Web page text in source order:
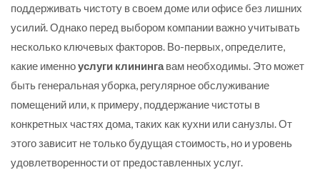
поддерживать чистоту в своем доме или офисе без лишних
усилий. Однако перед выбором компании важно учитывать
несколько ключевых факторов. Во-первых, определите,
какие именноуслуги клинингавам необходимы. Это может
быть генеральная уборка, регулярное обслуживание
помещений или, к примеру, поддержание чистоты в
конкретных частях дома, таких как кухни или санузлы. От
этого зависит не только будущая стоимость, но и уровень
удовлетворенности от предоставленных услуг.